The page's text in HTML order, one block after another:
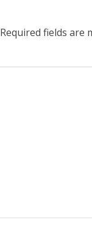
Required fields are